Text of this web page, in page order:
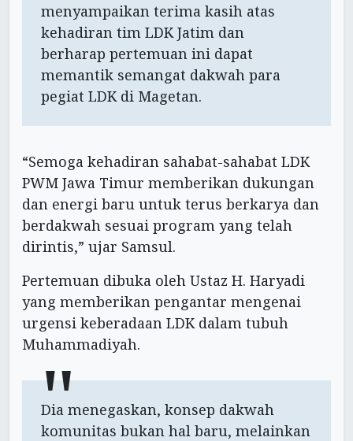
menyampaikan terima kasih atas
kehadiran tim LDK Jatim dan
berharap pertemuan ini dapat
memantik semangat dakwah para
pegiat LDK di Magetan.
“Semoga kehadiran sahabat-sahabat LDK
PWM Jawa Timur memberikan dukungan
dan energi baru untuk terus berkarya dan
berdakwah sesuai program yang telah
dirintis,” ujar Samsul.
Pertemuan dibuka oleh Ustaz H. Haryadi
yang memberikan pengantar mengenai
urgensi keberadaan LDK dalam tubuh
Muhammadiyah.
Dia menegaskan, konsep dakwah
komunitas bukan hal baru, melainkan